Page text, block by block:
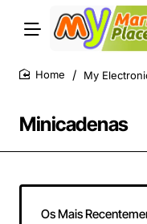
Minicadenas
My
Os Mais